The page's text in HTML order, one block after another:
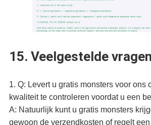
15. Veelgestelde vragen
1. Q: Levert u gratis monsters voor ons
kwaliteit te controleren voordat u een
A: Natuurlijk kunt u gratis monsters
gewoon de verzendkosten of regelt